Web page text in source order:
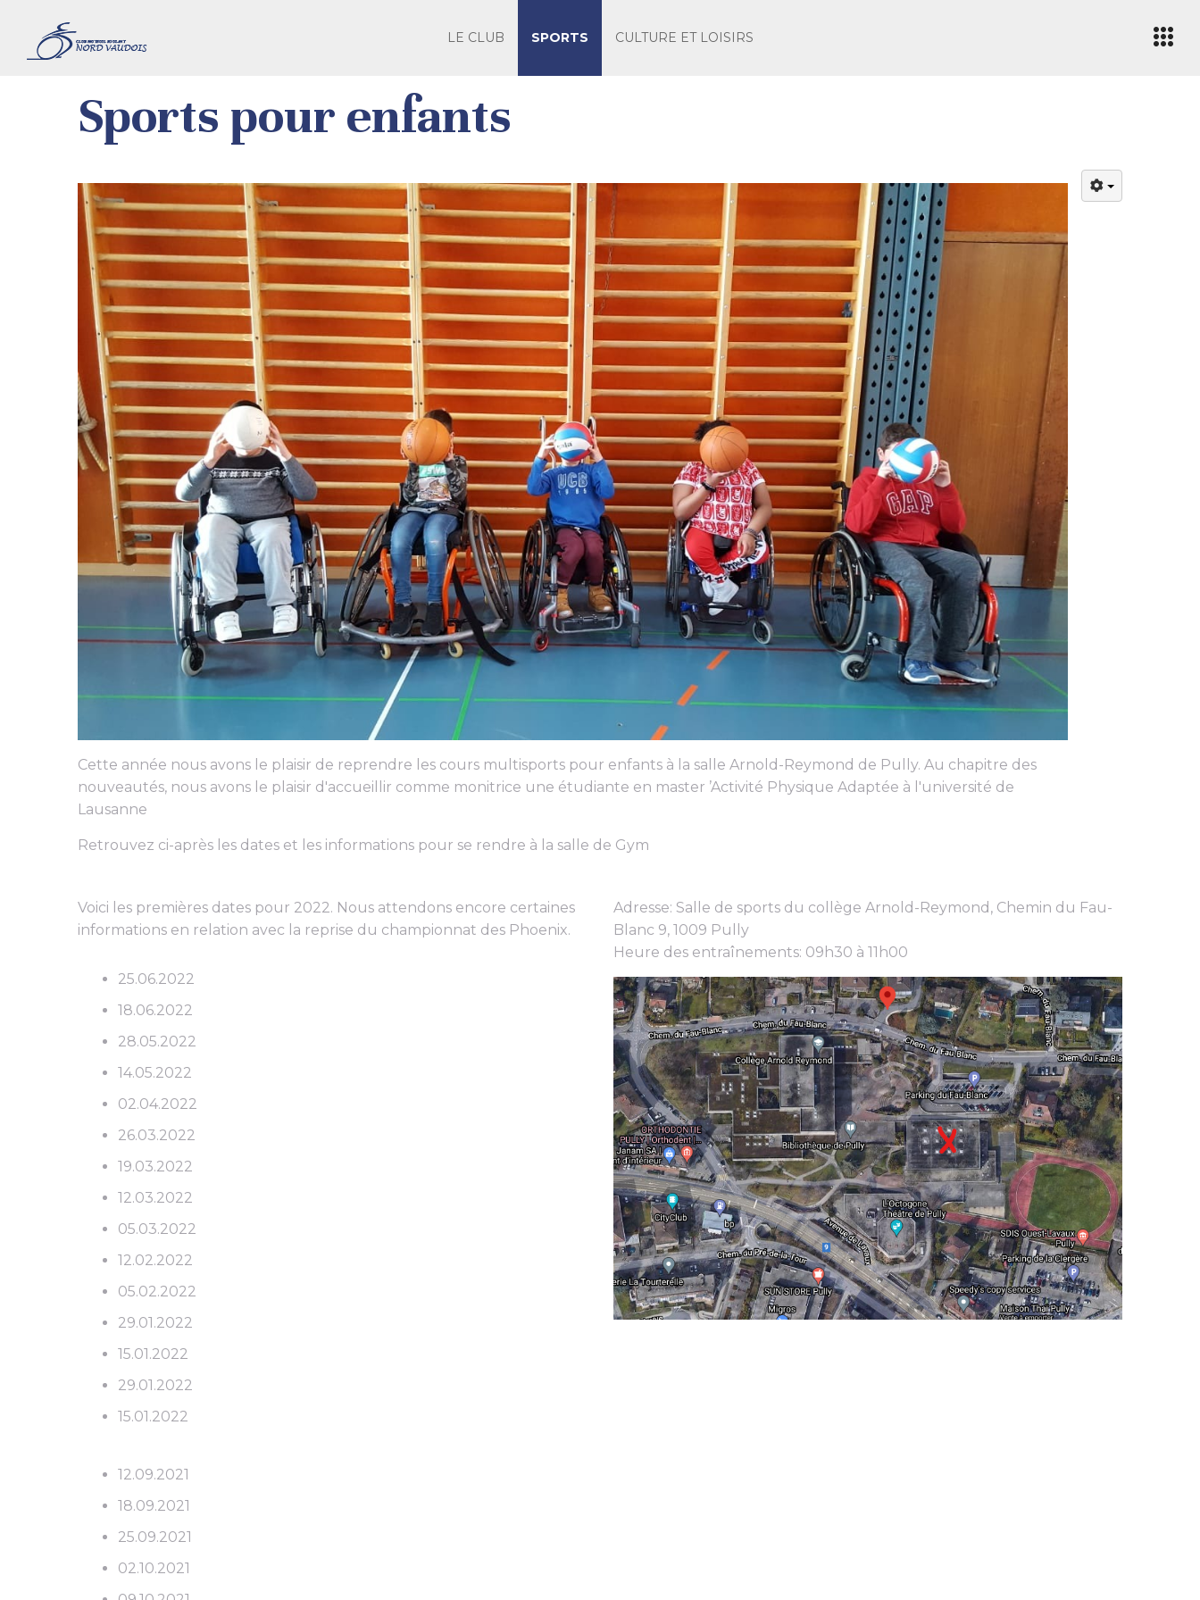
LE CLUB SPORTS CULTURE ET LOISIRS
Sports pour enfants
Cette année nous avons le plaisir de reprendre les cours multisports pour enfants à la salle Arnold-Reymond de Pully. Au chapitre des
nouveautés, nous avons le plaisir d'accueillir comme monitrice une étudiante en master ’Activité Physique Adaptée à l'université de
Lausanne
Retrouvez ci-après les dates et les informations pour se rendre à la salle de Gym
Voici les premières dates pour 2022. Nous attendons encore certaines
informations en relation avec la reprise du championnat des Phoenix.
25.06.2022
18.06.2022
28.05.2022
14.05.2022
02.04.2022
26.03.2022
19.03.2022
12.03.2022
05.03.2022
12.02.2022
05.02.2022
29.01.2022
15.01.2022
29.01.2022
15.01.2022
12.09.2021
18.09.2021
25.09.2021
02.10.2021
Adresse: Salle de sports du collège Arnold-Reymond, Chemin du Fau-
Blanc 9, 1009 Pully
Heure des entraînements: 09h30 à 11h00